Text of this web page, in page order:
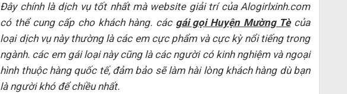
Đây chính là dịch vụ tốt nhất mà website giải trí của Alogirlxinh.com
có thể cung cấp cho khách hàng. các gái gọi Huyện Mường Tècủa
loại dịch vụ này thường là các em cực phẩm và cực kỳ nổi tiếng trong
ngành. các em gái loại này cũng là các người có kinh nghiệm và ngoại
hình thuộc hàng quốc tế, đảm bảo sẽ làm hài lòng khách hàng dù bạn
là người khó để chiều nhất.